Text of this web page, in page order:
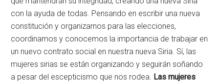
con la ayuda de todas. Pensando en escribir una nueva
constitución y organizarnos para las elecciones,
coordinamos y conocemos la importancia de trabajar en
un nuevo contrato social en nuestra nueva Siria. Sí, las
mujeres sirias se están organizando y seguirán soñando
a pesar del escepticismo que nos rodea. Las mujeres